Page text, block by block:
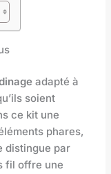
adapté à
soient
ce kit une
phares,
distingue par
fil offre une